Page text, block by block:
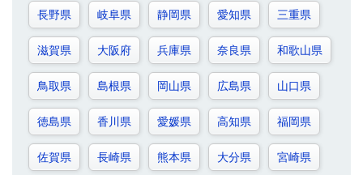
長野県 岐阜県 静岡県 愛知県 三重県
滋賀県 大阪府 兵庫県 奈良県 和歌山県
鳥取県 島根県 岡山県 広島県 山口県
徳島県 香川県 愛媛県 高知県 福岡県
佐賀県 長崎県 熊本県 大分県 宮崎県